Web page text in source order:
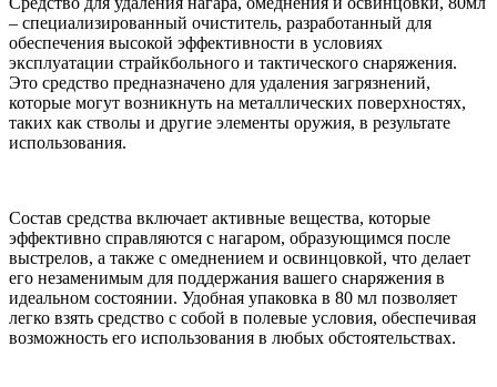
– специализированный очиститель, разработанный для
обеспечения высокой эффективности в условиях
эксплуатации страйкбольного и тактического снаряжения.
Это средство предназначено для удаления загрязнений,
которые могут возникнуть на металлических поверхностях,
таких как стволы и другие элементы оружия, в результате
использования.
Состав средства включает активные вещества, которые
эффективно справляются с нагаром, образующимся после
выстрелов, а также с омеднением и освинцовкой, что делает
его незаменимым для поддержания вашего снаряжения в
идеальном состоянии. Удобная упаковка в 80 мл позволяет
легко взять средство с собой в полевые условия, обеспечивая
возможность его использования в любых обстоятельствах.